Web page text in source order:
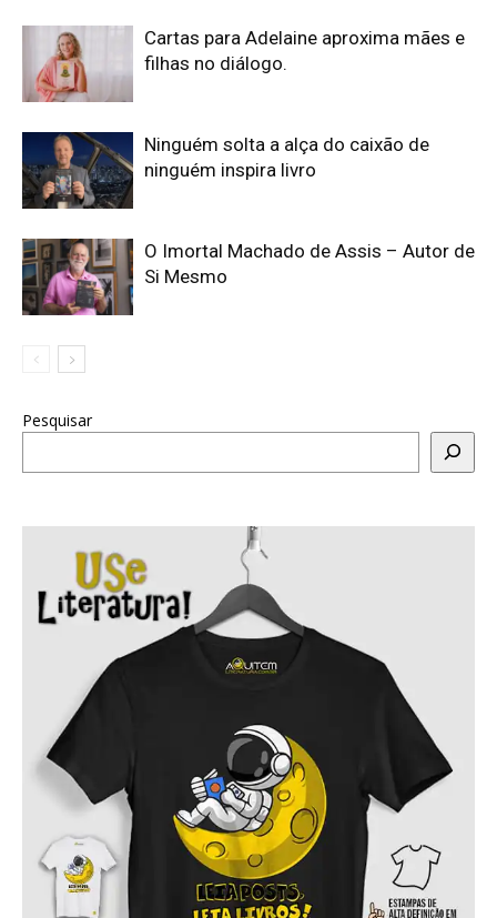
Cartas para Adelaine aproxima mães e
filhas no diálogo.
Ninguém solta a alça do caixão de
ninguém inspira livro
O Imortal Machado de Assis – Autor de
Si Mesmo
Pesquisar